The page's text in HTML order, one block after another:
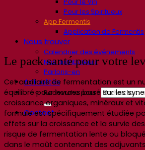
Pour les Spiritueux
App Fermentis
Application de Fermentis
Nous trouver
Calendrier des événements
Nos distributeurs
Parlons-en
Actualités
Recherche pour :
Contact
Le pack santé pour votre
Cet auxiliaire de fermentation est un
équilibré pour levures basé sur les
croissance organiques, minéraux et
formule est spécifiquement étudiée
effets sur la croissance et la survie
risque de fermentation lente ou
dans le moût contenant des